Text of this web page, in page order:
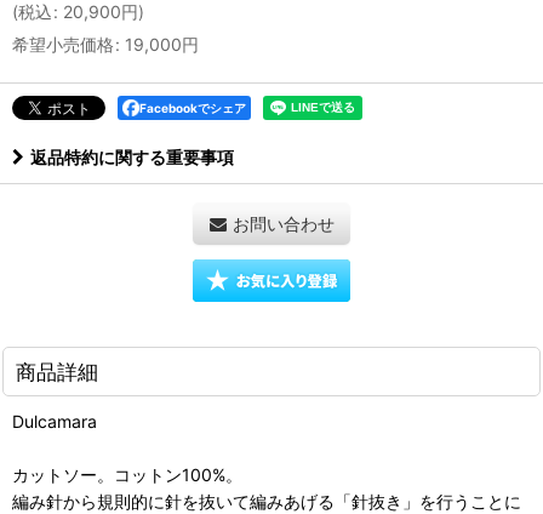
(税込: 20,900円)
希望小売価格: 19,000円
Facebookでシェア
返品特約に関する重要事項
お問い合わせ
商品詳細
Dulcamara
カットソー。コットン100%。
編み針から規則的に針を抜いて編みあげる「針抜き」を行うことに